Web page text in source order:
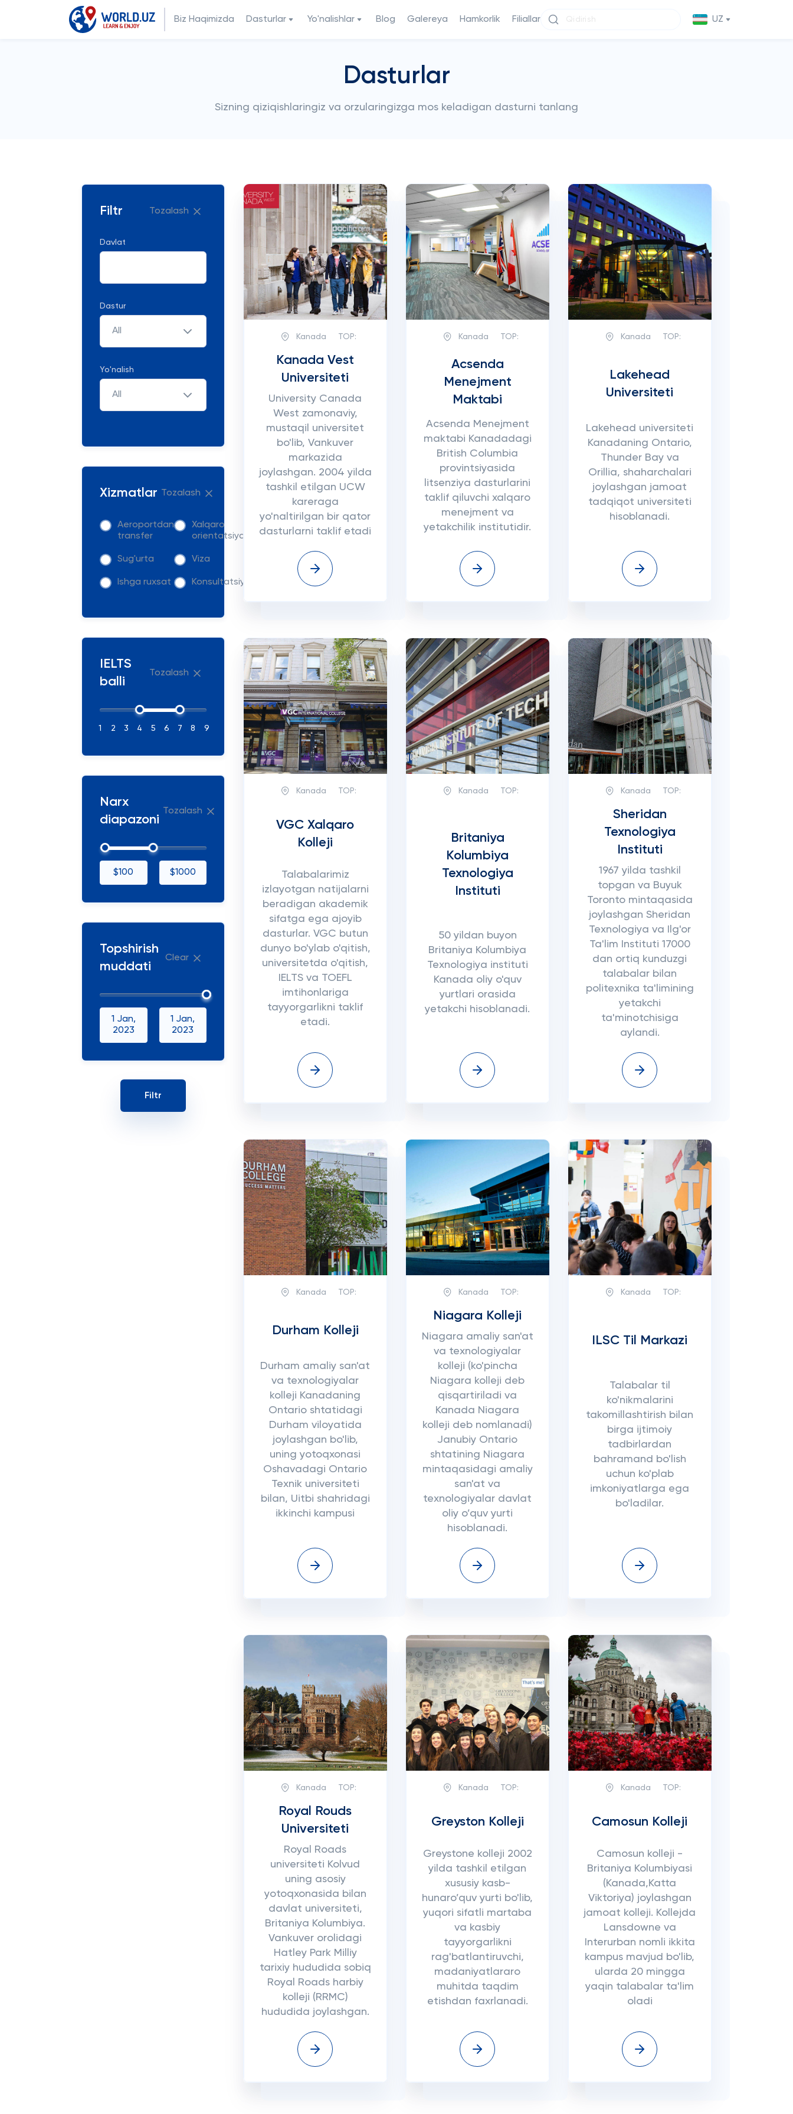
Biz Haqimizda Dasturlar Yo'nalishlar Blog Galereya Hamkorlik Filiallar UZ
Dasturlar
Sizning qiziqishlaringiz va orzularingizga mos keladigan dasturni tanlang
Filtr Tozalash
Davlat
Dastur
All
Yo'nalish
All
Xizmatlar Tozalash
Aeroportdan
transfer
Xalqaro
orientatsiya
Sug'urta Viza
Ishga ruxsat Konsultatsiya
IELTS
balli
Tozalash
1 2 3 4 5 6 7 8 9
Narx
diapazoni
Tozalash
$100 $1000
Topshirish
muddati
Clear
1 Jan,
2023
1 Jan,
2023
Kanada TOP:
Kanada Vest
Universiteti
University Canada
West zamonaviy,
mustaqil universitet
bo'lib, Vankuver
markazida
joylashgan. 2004 yilda
tashkil etilgan UCW
kareraga
yo'naltirilgan bir qator
dasturlarni taklif etadi
Kanada TOP:
Acsenda
Menejment
Maktabi
Acsenda Menejment
maktabi Kanadadagi
British Columbia
provintsiyasida
litsenziya dasturlarini
taklif qiluvchi xalqaro
menejment va
yetakchilik institutidir.
Kanada TOP:
Lakehead
Universiteti
Lakehead universiteti
Kanadaning Ontario,
Thunder Bay va
Orillia, shaharchalari
joylashgan jamoat
tadqiqot universiteti
hisoblanadi.
Kanada TOP:
VGC Xalqaro
Kolleji
Talabalarimiz
izlayotgan natijalarni
beradigan akademik
sifatga ega ajoyib
dasturlar. VGC butun
dunyo bo'ylab o'qitish,
universitetda o'qitish,
IELTS va TOEFL
imtihonlariga
tayyorgarlikni taklif
etadi.
Kanada TOP:
Britaniya
Kolumbiya
Texnologiya
Instituti
50 yildan buyon
Britaniya Kolumbiya
Texnologiya instituti
Kanada oliy o'quv
yurtlari orasida
yetakchi hisoblanadi.
Kanada TOP:
Sheridan
Texnologiya
Instituti
1967 yilda tashkil
topgan va Buyuk
Toronto mintaqasida
joylashgan Sheridan
Texnologiya va Ilg'or
Ta'lim Instituti 17000
dan ortiq kunduzgi
talabalar bilan
politexnika ta'limining
yetakchi
ta'minotchisiga
aylandi.
Kanada TOP:
Durham Kolleji
Durham amaliy san'at
va texnologiyalar
kolleji Kanadaning
Ontario shtatidagi
Durham viloyatida
joylashgan bo'lib,
uning yotoqxonasi
Oshavadagi Ontario
Texnik universiteti
bilan, Uitbi shahridagi
ikkinchi kampusi
Kanada TOP:
Niagara Kolleji
Niagara amaliy san'at
va texnologiyalar
kolleji (ko'pincha
Niagara kolleji deb
qisqartiriladi va
Kanada Niagara
kolleji deb nomlanadi)
Janubiy Ontario
shtatining Niagara
mintaqasidagi amaliy
san'at va
texnologiyalar davlat
oliy o’quv yurti
hisoblanadi.
Kanada TOP:
ILSC Til Markazi
Talabalar til
ko'nikmalarini
takomillashtirish bilan
birga ijtimoiy
tadbirlardan
bahramand bo'lish
uchun ko'plab
imkoniyatlarga ega
bo'ladilar.
Kanada TOP:
Royal Rouds
Universiteti
Royal Roads
universiteti Kolvud
uning asosiy
yotoqxonasida bilan
davlat universiteti,
Britaniya Kolumbiya.
Vankuver orolidagi
Hatley Park Milliy
tarixiy hududida sobiq
Royal Roads harbiy
kolleji (RRMC)
hududida joylashgan.
Kanada TOP:
Greyston Kolleji
Greystone kolleji 2002
yilda tashkil etilgan
xususiy kasb-
hunaro’quv yurti bo'lib,
yuqori sifatli martaba
va kasbiy
tayyorgarlikni
rag'batlantiruvchi,
madaniyatlararo
muhitda taqdim
etishdan faxrlanadi.
Kanada TOP:
Camosun Kolleji
Camosun kolleji -
Britaniya Kolumbiyasi
(Kanada,Katta
Viktoriya) joylashgan
jamoat kolleji. Kollejda
Lansdowne va
Interurban nomli ikkita
kampus mavjud bo'lib,
ularda 20 mingga
yaqin talabalar ta'lim
oladi